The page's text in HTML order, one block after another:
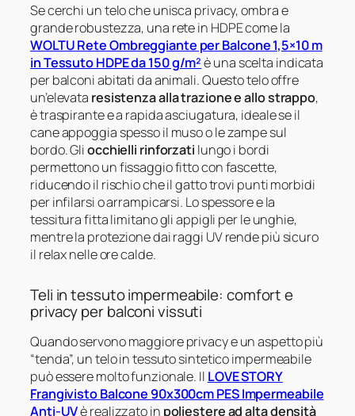
Se cerchi un telo che unisca privacy, ombra e
grande robustezza, una rete in HDPE come la
WOLTU Rete Ombreggiante per Balcone 1,5×10 m
in Tessuto HDPE da 150 g/m²è una scelta indicata
per balconi abitati da animali. Questo telo offre
un’elevata resistenza alla trazione e allo strappo,
è traspirante e a rapida asciugatura, ideale se il
cane appoggia spesso il muso o le zampe sul
bordo. Gliocchielli rinforzati lungo i bordi
permettono un fissaggio fitto con fascette,
riducendo il rischio che il gatto trovi punti morbidi
per infilarsi o arrampicarsi. Lo spessore e la
tessitura fitta limitano gli appigli per le unghie,
mentre la protezione dai raggi UV rende più sicuro
il relax nelle ore calde.
Teli in tessuto impermeabile: comfort e
privacy per balconi vissuti
Quando servono maggiore privacy e un aspetto più
“tenda”, un telo in tessuto sintetico impermeabile
può essere molto funzionale. Il LOVE STORY
Frangivisto Balcone 90x300cm PES Impermeabile
Anti-UVè realizzato in poliestere ad alta densità